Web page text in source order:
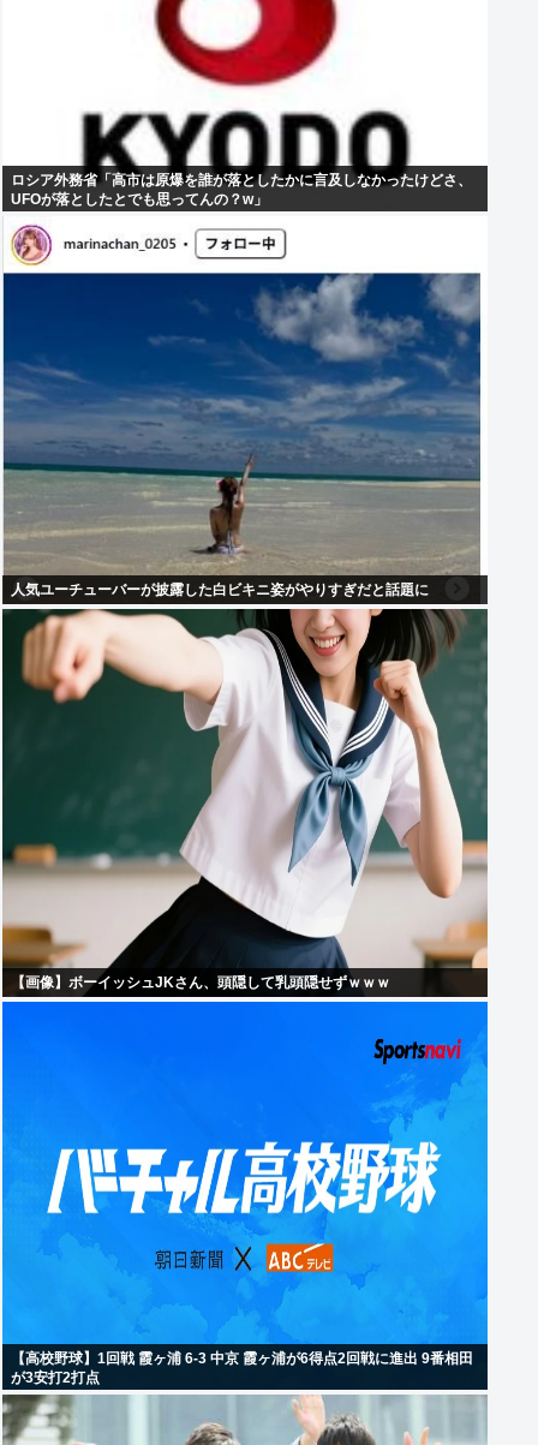
ロシア外務省「高市は原爆を誰が落としたかに言及しなかったけどさ、
UFOが落としたとでも思ってんの？w」
人気ユーチューバーが披露した白ビキニ姿がやりすぎだと話題に
【画像】ボーイッシュJKさん、頭隠して乳頭隠せずｗｗｗ
【高校野球】1回戦 霞ヶ浦 6-3 中京 霞ヶ浦が6得点2回戦に進出 9番相田
が3安打2打点